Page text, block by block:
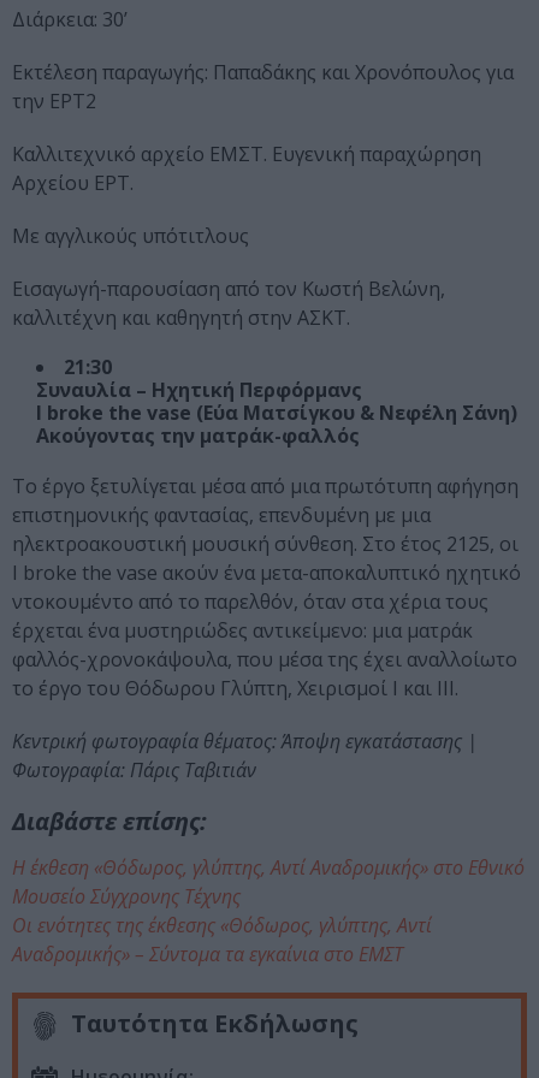
Διάρκεια: 30’
Εκτέλεση παραγωγής: Παπαδάκης και Χρονόπουλος για
την ΕΡΤ2
Καλλιτεχνικό αρχείο ΕΜΣΤ. Ευγενική παραχώρηση
Αρχείου ΕΡΤ.
Με αγγλικούς υπότιτλους
Εισαγωγή-παρουσίαση από τον Κωστή Βελώνη,
καλλιτέχνη και καθηγητή στην ΑΣΚΤ.
21:30
Συναυλία – Ηχητική Περφόρμανς
I broke the vase (Εύα Ματσίγκου & Νεφέλη Σάνη)
Ακούγοντας την ματράκ-φαλλός
Το έργο ξετυλίγεται μέσα από μια πρωτότυπη αφήγηση
επιστημονικής φαντασίας, επενδυμένη με μια
ηλεκτροακουστική μουσική σύνθεση. Στο έτος 2125, οι
I broke the vase ακούν ένα μετα-αποκαλυπτικό ηχητικό
ντοκουμέντο από το παρελθόν, όταν στα χέρια τους
έρχεται ένα μυστηριώδες αντικείμενο: μια ματράκ
φαλλός-χρονοκάψουλα, που μέσα της έχει αναλλοίωτο
το έργο του Θόδωρου Γλύπτη, Χειρισμοί I και III.
Κεντρική φωτογραφία θέματος: Άποψη εγκατάστασης |
Φωτογραφία: Πάρις Ταβιτιάν
Διαβάστε επίσης:
Η έκθεση «Θόδωρος, γλύπτης, Αντί Αναδρομικής» στο Εθνικό
Μουσείο Σύγχρονης Τέχνης
Οι ενότητες της έκθεσης «Θόδωρος, γλύπτης, Αντί
Αναδρομικής» – Σύντομα τα εγκαίνια στο ΕΜΣΤ
Ταυτότητα Εκδήλωσης